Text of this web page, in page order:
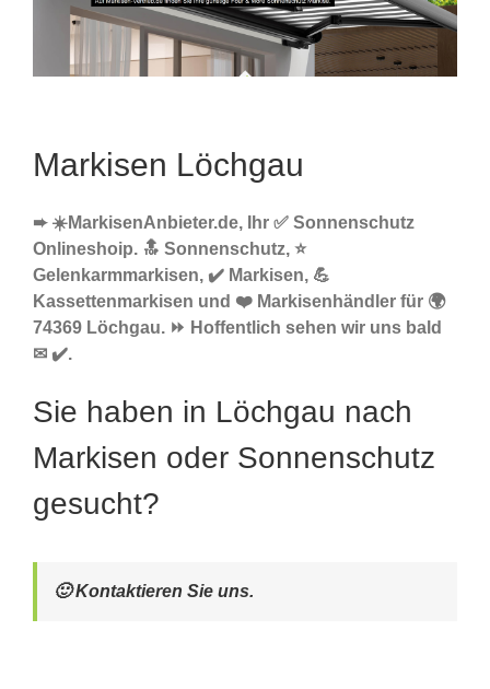
Markisen Löchgau
➨ ☀️MarkisenAnbieter.de, Ihr ✅ Sonnenschutz
Onlineshoip. 🔝 Sonnenschutz, ⭐
Gelenkarmmarkisen, ✔️ Markisen, 💪
Kassettenmarkisen und ❤️ Markisenhändler für 🌍
74369 Löchgau. ⏩ Hoffentlich sehen wir uns bald
✉ ✔️.
Sie haben in Löchgau nach
Markisen oder Sonnenschutz
gesucht?
🙂 Kontaktieren Sie uns.